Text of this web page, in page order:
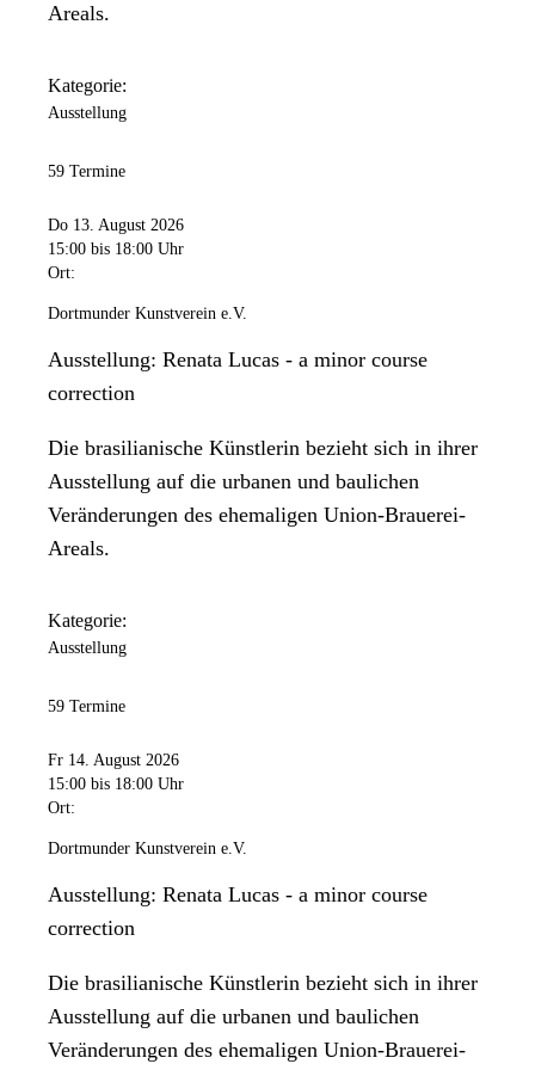
Areals.
Kategorie:
Ausstellung
59 Termine
Do 13. August 2026
15:00 bis 18:00 Uhr
Ort:
Dortmunder Kunstverein e.V.
Ausstellung: Renata Lucas - a minor course
correction
Die brasilianische Künstlerin bezieht sich in ihrer
Ausstellung auf die urbanen und baulichen
Veränderungen des ehemaligen Union-Brauerei-
Areals.
Kategorie:
Ausstellung
59 Termine
Fr 14. August 2026
15:00 bis 18:00 Uhr
Ort:
Dortmunder Kunstverein e.V.
Ausstellung: Renata Lucas - a minor course
correction
Die brasilianische Künstlerin bezieht sich in ihrer
Ausstellung auf die urbanen und baulichen
Veränderungen des ehemaligen Union-Brauerei-